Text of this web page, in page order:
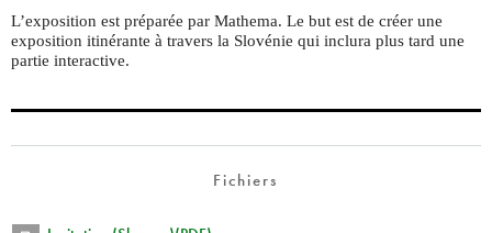
L’exposition est préparée par Mathema. Le but est de créer une
exposition itinérante à travers la Slovénie qui inclura plus tard une
partie interactive.
Fichiers